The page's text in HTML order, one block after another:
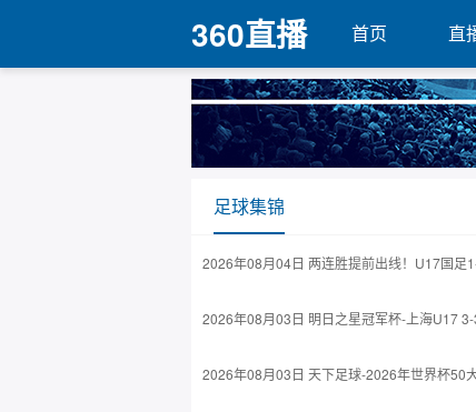
360直播 首页 直
足球集锦
2026年08月04日 两连胜提前出线！U17国足
2026年08月03日 明日之星冠军杯-上海U17
2026年08月03日 天下足球-2026年世界杯50